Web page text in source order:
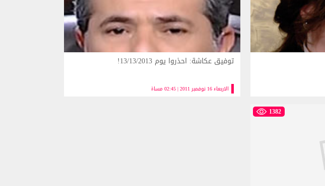
الاربعاء 16 نوفمبر 2011 | 02:45 مساءً
توفيق عكاشة: احذروا يوم 13/13/2013!
1382